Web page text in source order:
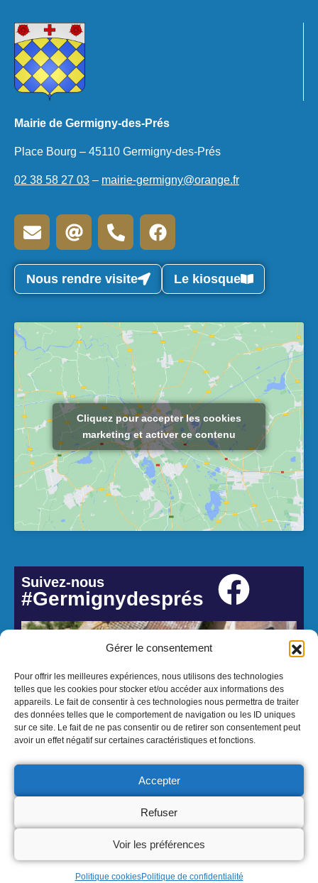
Gérer le consentement
Pour offrir les meilleures expériences, nous utilisons des technologies
telles que les cookies pour stocker et/ou accéder aux informations des
appareils. Le fait de consentir à ces technologies nous permettra de traiter
des données telles que le comportement de navigation ou les ID uniques
sur ce site. Le fait de ne pas consentir ou de retirer son consentement peut
avoir un effet négatif sur certaines caractéristiques et fonctions.
Accepter
Refuser
Voir les préférences
Politique cookiesPolitique de confidentialité
Mairie de Germigny-des-Prés
Place Bourg – 45110 Germigny-des-Prés
02 38 58 27 03 – mairie-germigny@orange.fr
Nous rendre visite Le kiosque
Cliquez pour accepter les cookies
marketing et activer ce contenu
Suivez-nous
#Germignydesprés
Politique de confidentialité